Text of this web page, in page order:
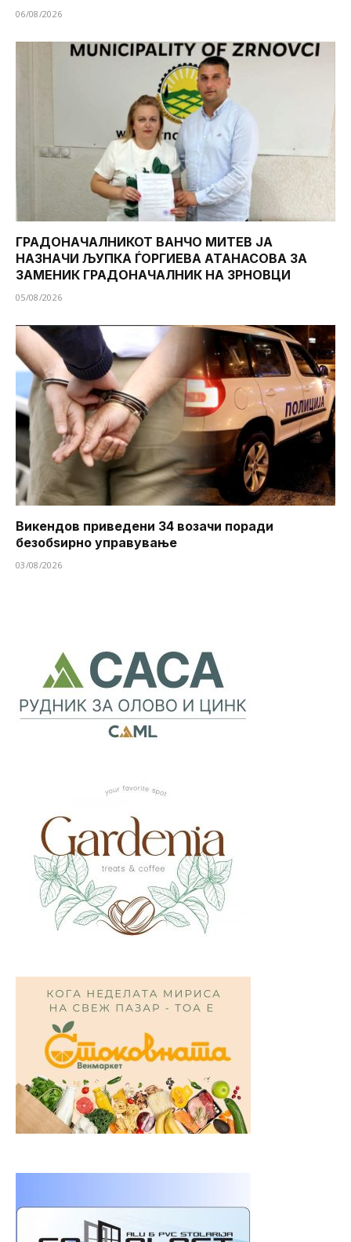
06/08/2026
ГРАДОНАЧАЛНИКОТ ВАНЧО МИТЕВ ЈА
НАЗНАЧИ ЉУПКА ЃОРГИЕВА АТАНАСОВА ЗА
ЗАМЕНИК ГРАДОНАЧАЛНИК НА ЗРНОВЦИ
05/08/2026
Викендов приведени 34 возачи поради
безобѕирно управување
03/08/2026